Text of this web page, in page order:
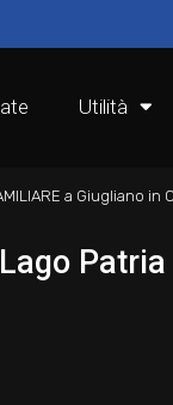
Utilità
a Giugliano in